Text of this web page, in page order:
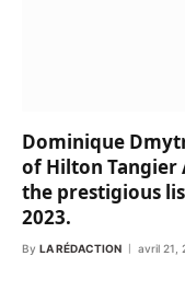
Dominique
of Hilton Tangier
the prestigious
2023.
By LA RÉDACTION avril 21,